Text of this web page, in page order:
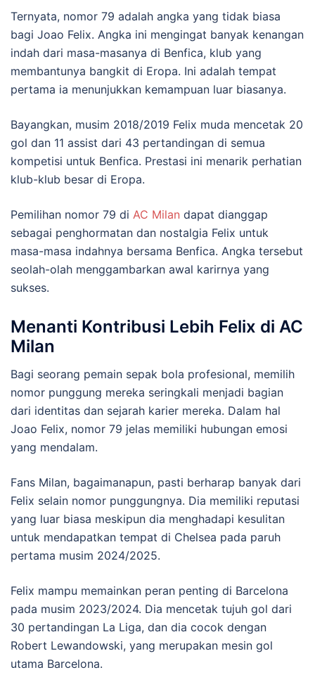
Ternyata, nomor 79 adalah angka yang tidak biasa
bagi Joao Felix. Angka ini mengingat banyak kenangan
indah dari masa-masanya di Benfica, klub yang
membantunya bangkit di Eropa. Ini adalah tempat
pertama ia menunjukkan kemampuan luar biasanya.
Bayangkan, musim 2018/2019 Felix muda mencetak 20
gol dan 11 assist dari 43 pertandingan di semua
kompetisi untuk Benfica. Prestasi ini menarik perhatian
klub-klub besar di Eropa.
Pemilihan nomor 79 di AC Milan dapat dianggap
sebagai penghormatan dan nostalgia Felix untuk
masa-masa indahnya bersama Benfica. Angka tersebut
seolah-olah menggambarkan awal karirnya yang
sukses.
Menanti Kontribusi Lebih Felix di AC
Milan
Bagi seorang pemain sepak bola profesional, memilih
nomor punggung mereka seringkali menjadi bagian
dari identitas dan sejarah karier mereka. Dalam hal
Joao Felix, nomor 79 jelas memiliki hubungan emosi
yang mendalam.
Fans Milan, bagaimanapun, pasti berharap banyak dari
Felix selain nomor punggungnya. Dia memiliki reputasi
yang luar biasa meskipun dia menghadapi kesulitan
untuk mendapatkan tempat di Chelsea pada paruh
pertama musim 2024/2025.
Felix mampu memainkan peran penting di Barcelona
pada musim 2023/2024. Dia mencetak tujuh gol dari
30 pertandingan La Liga, dan dia cocok dengan
Robert Lewandowski, yang merupakan mesin gol
utama Barcelona.